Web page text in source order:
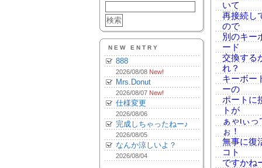
NEW ENTRY
888
2026/08/08 New!
Mrs.Donut
2026/08/07 New!
仕様変更
2026/08/06
完成しちゃったねー♪
2026/08/05
なんか涼しいよ？
2026/08/04
いて
再接続し
ので
別のキー
ード
交換する
れ？
キーボー
ーの
ポートに
トが
ぁゃιぃ
ぉ！
無事に復
コト
ですかね